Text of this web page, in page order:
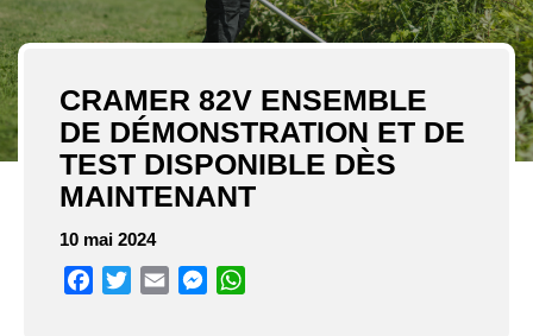
CRAMER 82V ENSEMBLE
DE DÉMONSTRATION ET DE
TEST DISPONIBLE DÈS
MAINTENANT
10 mai 2024
Facebook
TwitterEmail Messenger